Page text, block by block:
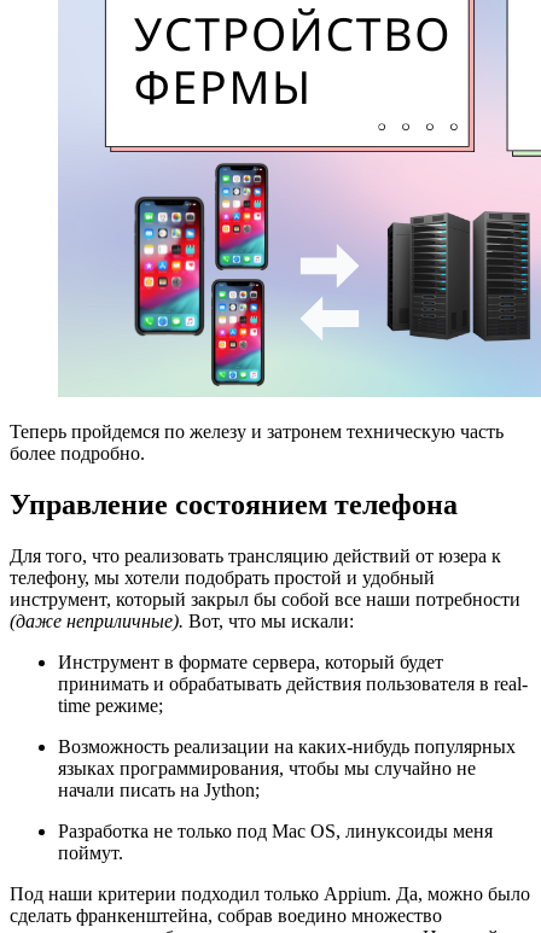
Теперь пройдемся по железу и затронем техническую часть
более подробно.
Управление состоянием телефона
Для того, что реализовать трансляцию действий от юзера к
телефону, мы хотели подобрать простой и удобный
инструмент, который закрыл бы собой все наши потребности
(даже неприличные). Вот, что мы искали:
Инструмент в формате сервера, который будет
принимать и обрабатывать действия пользователя в real-
time режиме;
Возможность реализации на каких-нибудь популярных
языках программирования, чтобы мы случайно не
начали писать на Jython;
Разработка не только под Mac OS, линуксоиды меня
поймут.
Под наши критерии подходил только Appium. Да, можно было
сделать франкенштейна, собрав воедино множество